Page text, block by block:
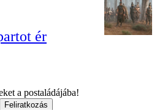
ér
a postaládájába!
Feliratkozás